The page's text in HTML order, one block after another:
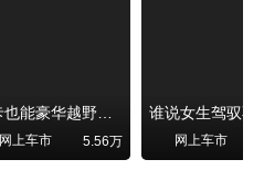
皮卡也能豪华越野！纵横F700上市，限时卖29.99万起
网上车市 5.56万 网上车市